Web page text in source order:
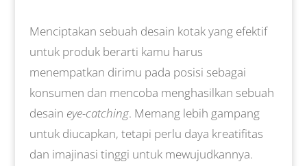
Menciptakan sebuah desain kotak yang efektif
untuk produk berarti kamu harus
menempatkan dirimu pada posisi sebagai
konsumen dan mencoba menghasilkan sebuah
desain eye-catching. Memang lebih gampang
untuk diucapkan, tetapi perlu daya kreatifitas
dan imajinasi tinggi untuk mewujudkannya.